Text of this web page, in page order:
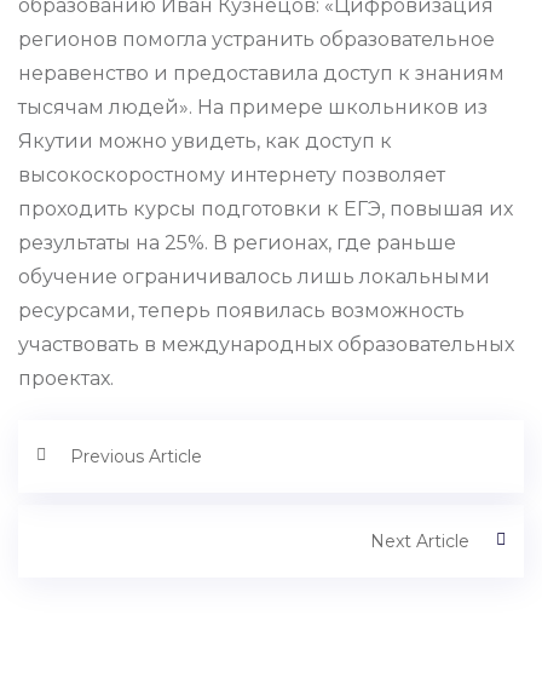
образованию Иван Кузнецов: «Цифровизация
регионов помогла устранить образовательное
неравенство и предоставила доступ к знаниям
тысячам людей». На примере школьников из
Якутии можно увидеть, как доступ к
высокоскоростному интернету позволяет
проходить курсы подготовки к ЕГЭ, повышая их
результаты на 25%. В регионах, где раньше
обучение ограничивалось лишь локальными
ресурсами, теперь появилась возможность
участвовать в международных образовательных
проектах.
Previous Article
Next Article